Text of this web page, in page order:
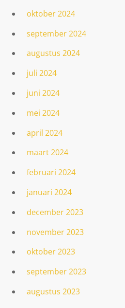
oktober 2024
september 2024
augustus 2024
juli 2024
juni 2024
mei 2024
april 2024
maart 2024
februari 2024
januari 2024
december 2023
november 2023
oktober 2023
september 2023
augustus 2023